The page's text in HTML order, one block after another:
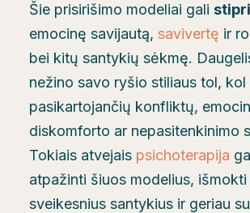
Šie prisirišimo modeliai gali
emocinę savijautą, savivertę ir
bei kitų santykių sėkmę.
nežino savo ryšio stiliaus tol, kol
pasikartojančių konfliktų,
diskomforto ar nepasitenkinimo
Tokiais atvejais psichoterapija
atpažinti šiuos modelius, išmokti
sveikesnius santykius ir geriau